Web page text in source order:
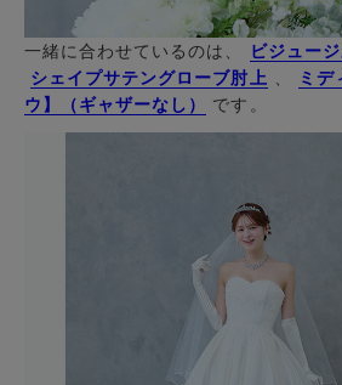
一緒に合わせているのは、 ビジュー
シェイプサテングローブ肘上 、
ミデ
ウ】（ギャザーなし）
です。